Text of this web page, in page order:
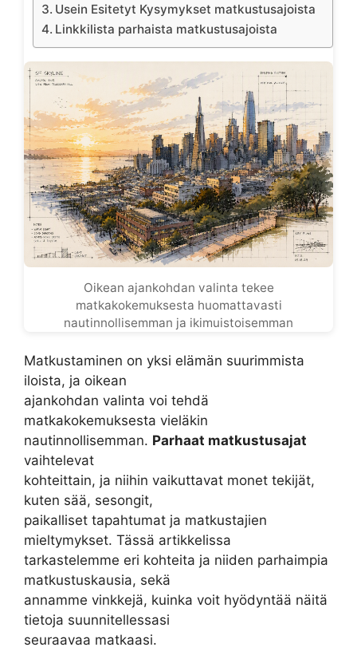
Usein Esitetyt Kysymykset matkustusajoista
Linkkilista parhaista matkustusajoista
Oikean ajankohdan valinta tekee
matkakokemuksesta huomattavasti
nautinnollisemman ja ikimuistoisemman
Matkustaminen on yksi elämän suurimmista
iloista, ja oikean
ajankohdan valinta voi tehdä
matkakokemuksesta vieläkin
nautinnollisemman. Parhaat matkustusajat
vaihtelevat
kohteittain, ja niihin vaikuttavat monet tekijät,
kuten sää, sesongit,
paikalliset tapahtumat ja matkustajien
mieltymykset. Tässä artikkelissa
tarkastelemme eri kohteita ja niiden parhaimpia
matkustuskausia, sekä
annamme vinkkejä, kuinka voit hyödyntää näitä
tietoja suunnitellessasi
seuraavaa matkaasi.